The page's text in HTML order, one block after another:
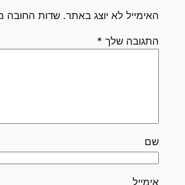
האימייל לא יוצג באתר. שדות החובה
התגובה שלך *
שם
אימייל